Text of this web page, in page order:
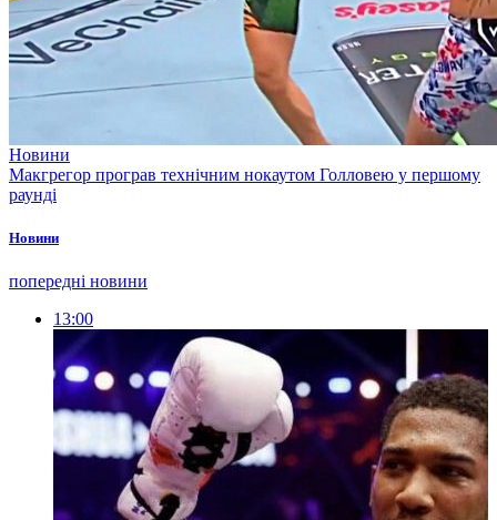
Новини
Макгрегор програв технічним нокаутом Голловею у першому
раунді
Новини
попередні новини
13:00